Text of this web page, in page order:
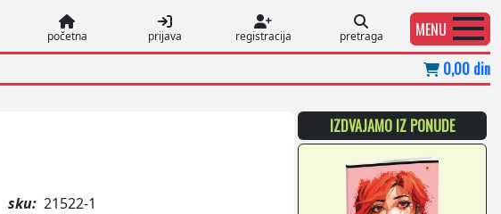
početna prijava registracija pretraga
MENU
0,00 din
sku: 21522-1
IZDVAJAMO IZ PONUDE